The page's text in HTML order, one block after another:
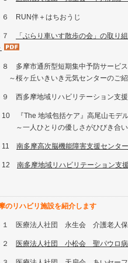
６ RUN伴＋はちおうじ
７
「ぶらり車いす散歩の会」の取り
８ 多摩市通所型短期集中予防サービ
ヶ丘いきいき元気センターのご紹
９ 西多摩地域リハビリテーション支援
10 『The 地域包括ケア』高尾山モデ
人ひとりの優しさがひびき合い、
11 南多摩高次脳機能障害支援センター
12 南多摩地域リハビリテーション支
のリハビリ施設を紹介します
１ 医療法人社団 永生会 介護老人
２ 医療法人社団 小松会 聖パウロ